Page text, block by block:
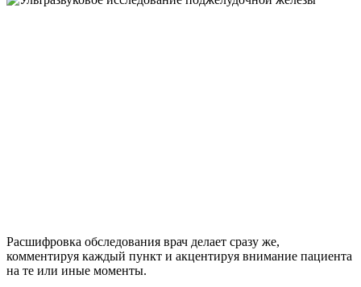
Расшифровка обследования врач делает сразу же,
комментируя каждый пункт и акцентируя внимание пациента
на те или иные моменты.